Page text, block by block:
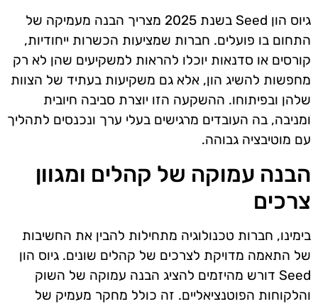
גיוס הון Seed בשנת 2025 מצריך הבנה מעמיקה של
התחום בו פועלים. חברות שמציעות הכשרות ייחודיות,
קורסים או סדנאות יוכלו להראות למשקיעים שהן לא רק
מחפשות להשיג הון, אלא גם משקיעות בעתיד של הצוות
שלהן ובפיתוחו. ההשקעה הזו יוצרת סביבה חיובית
ומניבה, בה העובדים מרגישים בעלי ערך ונכנסים לתהליך
עם מוטיבציה גבוהה.
הבנה עמוקה של קהלים ומגוון
צרכים
בימינו, חברות טכנולוגיה מתחילות להבין את החשיבות
של התאמה מדויקת לצרכים של קהלים שונים. גיוס הון
Seed דורש מהיזמים להציג הבנה עמוקה של השוק
והלקוחות הפוטנציאליים. זה כולל מחקר מעמיק של